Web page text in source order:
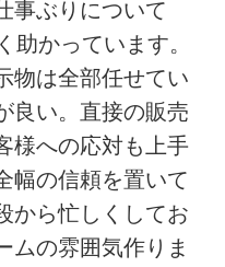
事ぶりについて
助かっています。
物は全部任せてい
良い。直接の販売
様への応対も上手
幅の信頼を置いて
から忙しくしてお
ムの雰囲気作りま